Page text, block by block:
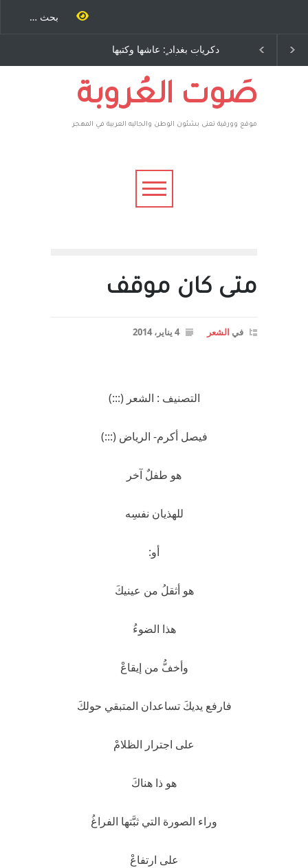
الاستيطان ومسلسل الخداع
المستمر - قلم : راسم عبيدات
دكريات بغداد ٍ: عاشها وكتبها
:وليد رباح – نيوجرسي –
الولايات المتحدة الامريكية
صَوت العُروبة
موقع وورقية تعنى بشئون الوطن والجاليه العربية في المهجر
متى كان موقف
في الشعر 4 يناير، 2014
التصنيف : الشعر (:::)
فيصل أكرم- الرياض (:::)
هو طفلٌ آخر
للهذيان نفسِه
أو:
هو أثقلُ من عينيكَ
هذا الضوءُ
وأخفُّ من إيقاعْ
فارفع يديكَ تساعدان المتبقي حولكَ
على اجترار الظلامْ
هو ذا هناكَ
وراء الصورة التي ثبَّتها الفراغُ
على ارتفاعْ